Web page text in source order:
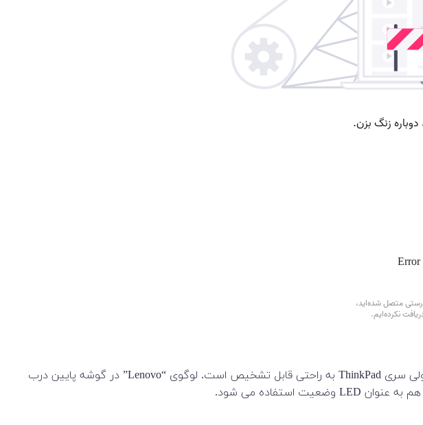
ThinkPad L560 از یک بدنه ساخته شده از پلاستیک سیاه رنگ با سطح کمی زبر استفاده می کند. طراحی معمولی سری ThinkPad به راحتی قابل تشخیص است. لوگوی “Lenovo” در گوشه پایین درب